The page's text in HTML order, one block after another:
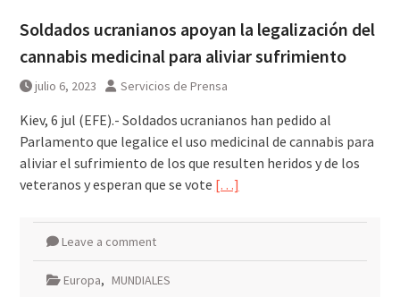
Soldados ucranianos apoyan la legalización del
cannabis medicinal para aliviar sufrimiento
julio 6, 2023 Servicios de Prensa
Kiev, 6 jul (EFE).- Soldados ucranianos han pedido al
Parlamento que legalice el uso medicinal de cannabis para
aliviar el sufrimiento de los que resulten heridos y de los
veteranos y esperan que se vote […]
Leave a comment
Europa, MUNDIALES